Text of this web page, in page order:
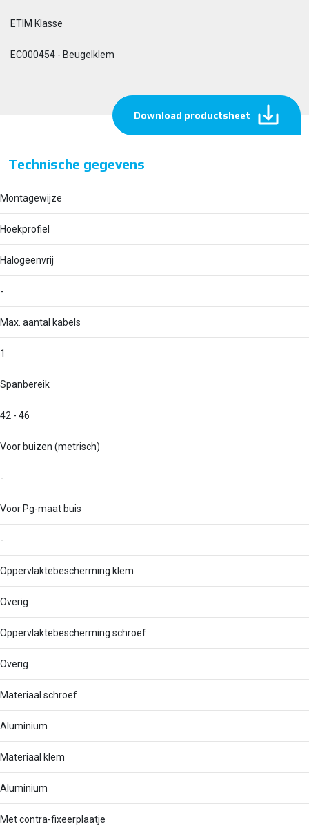
ETIM Klasse
EC000454 - Beugelklem
Download productsheet
Technische gegevens
Montagewijze
Hoekprofiel
Halogeenvrij
-
Max. aantal kabels
1
Spanbereik
42 - 46
Voor buizen (metrisch)
-
Voor Pg-maat buis
-
Oppervlaktebescherming klem
Overig
Oppervlaktebescherming schroef
Overig
Materiaal schroef
Aluminium
Materiaal klem
Aluminium
Met contra-fixeerplaatje